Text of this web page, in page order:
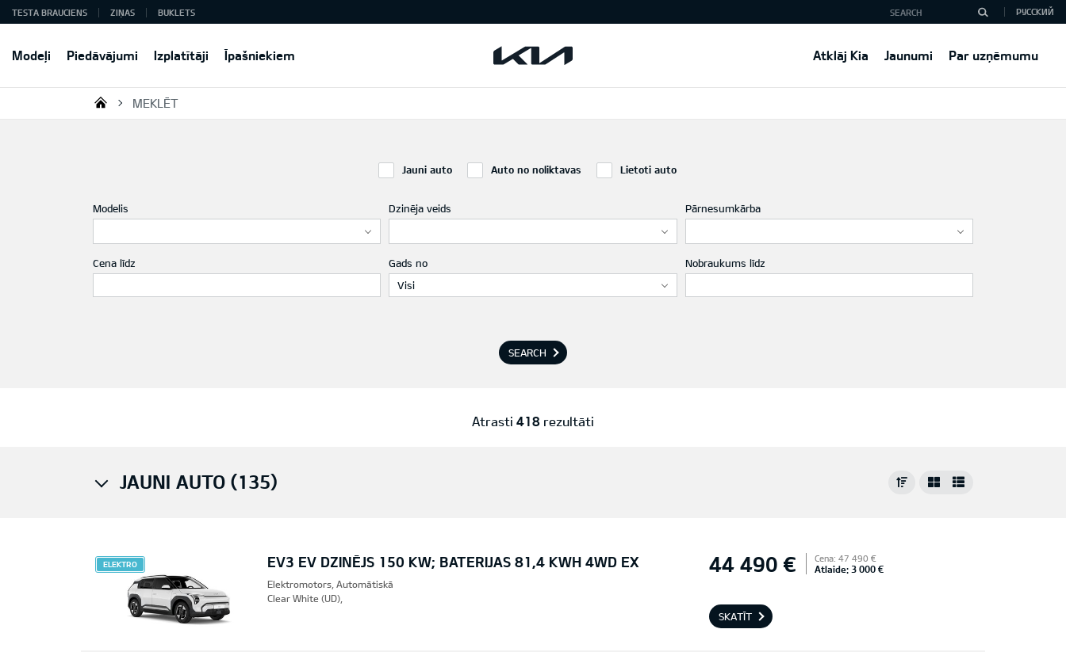
Modeļi Piedāvājumi Izplatītāji Īpašniekiem Atklāj Kia Jaunumi Par uzņēmumu
TESTA BRAUCIENS ZIŅAS BUKLETS РУССКИЙ
KIA AUTO AS
MEKLĒT
Jauni auto Auto no noliktavas Lietoti auto
Modelis Dzinēja veids Pārnesumkārba
Cena līdz
Gads no
Visi
Nobraukums līdz
SEARCH
Atrasti 418 rezultāti
JAUNI AUTO (135)
EV3 EV DZINĒJS 150 KW; BATERIJAS 81,4 KWH 4WD EX 44 490 € Cena: 47 490 €
Atlaide: 3 000 €
ELEKTRO
Elektromotors, Automātiskā
Clear White (UD),
SKATĪT